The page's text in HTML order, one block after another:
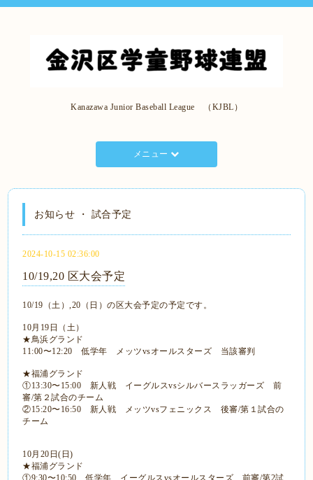
Kanazawa Junior Baseball League （KJBL）
メニュー
お知らせ ・ 試合予定
2024-10-15 02:36:00
10/19,20 区大会予定
10/19（土）,20（日）の区大会予定の予定です。
10月19日（土）
★鳥浜グランド
11:00〜12:20 低学年 メッツvsオールスターズ 当該審判
★福浦グランド
①13:30〜15:00 新人戦 イーグルスvsシルバースラッガーズ 前
審/第２試合のチーム
②15:20〜16:50 新人戦 メッツvsフェニックス 後審/第１試合の
チーム
10月20日(日)
★福浦グランド
①9:30〜10:50 低学年 イーグルスvsオールスターズ 前審/第2試